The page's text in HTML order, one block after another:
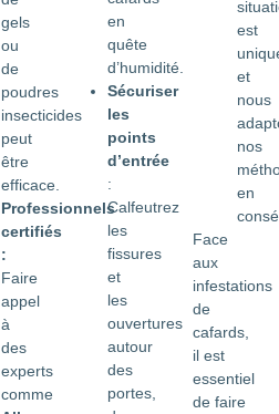
gels
ou
de
poudres
insecticides
peut
être
efficace.
Professionnels
certifiés
:
Faire
appel
à
des
experts
comme
en
quête
d’humidité.
Sécuriser
les
points
d’entrée
:
Calfeutrez
les
fissures
et
les
ouvertures
autour
des
portes,
est
et
nous
nos
en
Face
aux
infestations
de
cafards,
il est
essentiel
de faire